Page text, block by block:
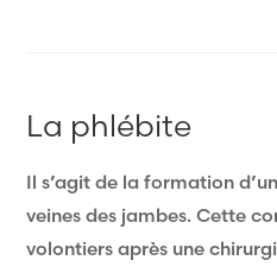
La phlébite
Il s’agit de la formation
veines des jambes. Cette
volontiers après une